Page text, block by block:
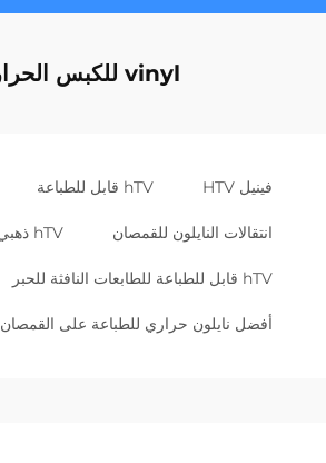
vinyl للكبس الحراري
فينيل HTV hTV قابل للطباعة
انتقالات النايلون للقمصان hTV ذهبي
hTV قابل للطباعة للطابعات النافثة للحبر
أفضل نايلون حراري للطباعة على القمصان